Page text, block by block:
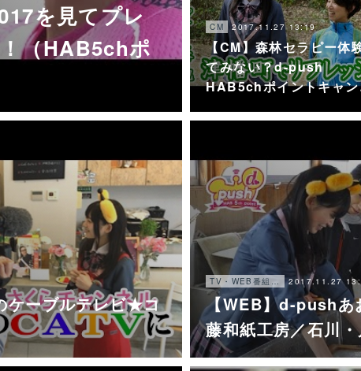
を見てプレ
（HAB5chポ
CM 2017.11.27 13:19
【CM】森林セラピー体
てみない？d-push
HAB5chポイントキャ
ケーブルテレビ★コ
TV・WEB番組・他 2017.11.27
【WEB】d-pushあ
藤和紙工房／石川・